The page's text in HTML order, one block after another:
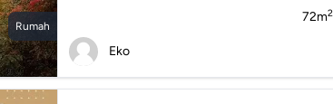
Rumah
72m2
Eko